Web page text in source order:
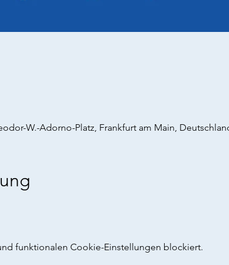
W.-Adorno-Platz, Frankfurt am Main,
funktionalen Cookie-Einstellungen blockiert.